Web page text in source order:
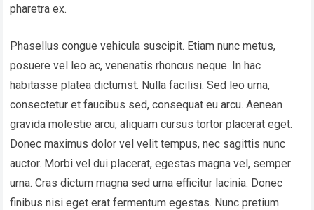
pharetra ex.
Phasellus congue vehicula suscipit. Etiam nunc metus,
posuere vel leo ac, venenatis rhoncus neque. In hac
habitasse platea dictumst. Nulla facilisi. Sed leo urna,
consectetur et faucibus sed, consequat eu arcu. Aenean
gravida molestie arcu, aliquam cursus tortor placerat eget.
Donec maximus dolor vel velit tempus, nec sagittis nunc
auctor. Morbi vel dui placerat, egestas magna vel, semper
urna. Cras dictum magna sed urna efficitur lacinia. Donec
finibus nisi eget erat fermentum egestas. Nunc pretium